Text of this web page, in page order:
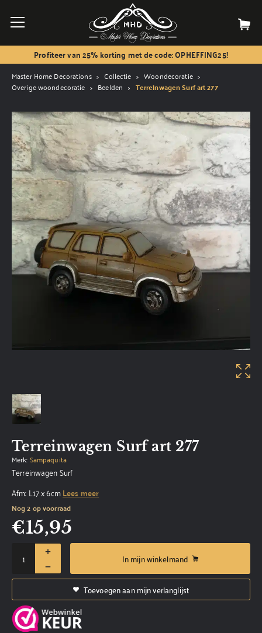
Profiteer van 25% korting met de code: OPHEFFING25!
Master Home Decorations Collectie
Woondecoratie
Overige woondecoratie
Beelden Terreinwagen Surf art 277
Terreinwagen Surf art 277
Merk:Sampaquita
Terreinwagen Surf
Afm: L17 x 6cmLees meer
Nog 2 op voorraad
€15,95
In mijn winkelmand
Toevoegen aan mijn verlanglijst